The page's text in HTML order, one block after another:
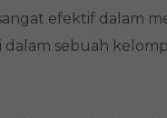
efektif dalam
sebuah